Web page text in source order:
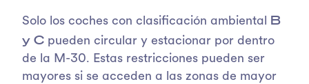
Solo los coches con clasificación ambiental B
y C pueden circular y estacionar por dentro
de la M-30. Estas restricciones pueden ser
mayores si se acceden a las zonas de mayor